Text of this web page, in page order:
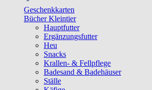
Geschenkkarten
Bücher Kleintier
Hauptfutter
Ergänzungsfutter
Heu
Snacks
Krallen- & Fellpflege
Badesand & Badehäuser
Ställe